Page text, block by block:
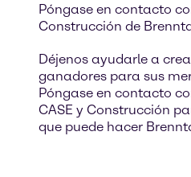
Póngase en contacto
Construcción de
Déjenos ayudarle a
ganadores para sus
Póngase en contacto
CASE y Construcción
que puede hacer